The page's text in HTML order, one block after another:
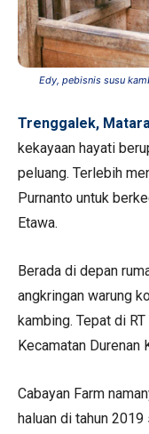
Edy, pebisnis susu
Trenggalek,
kekayaan hayati
peluang. Terlebih
Purnanto untuk
Etawa.
Berada di depan
angkringan warung
kambing. Tepat di
Kecamatan Durenan
Cabayan Farm
haluan di tahun